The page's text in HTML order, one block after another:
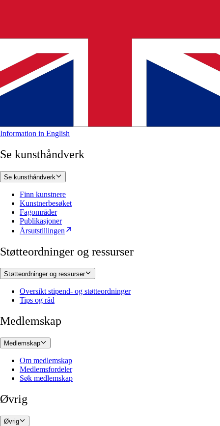
Information in English
Se kunsthåndverk
Se kunsthåndverk
Finn kunstnere
Kunstnerbesøket
Fagområder
Publikasjoner
Årsutstillingen
Støtteordninger og ressurser
Støtteordninger og ressurser
Oversikt stipend- og støtteordninger
Tips og råd
Medlemskap
Medlemskap
Om medlemskap
Medlemsfordeler
Søk medlemskap
Øvrig
Øvrig